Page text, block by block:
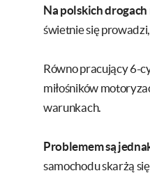
Na polskich
świetnie się
Równo pracujący 6-
miłośników
warunkach.
Problemem są
samochodu skarżą